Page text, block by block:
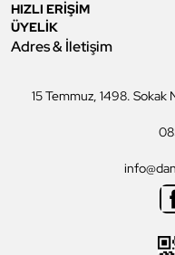
HIZLI ERİŞİM
ÜYELİK
Adres & İletişim
15 Temmuz, 1498. Sokak